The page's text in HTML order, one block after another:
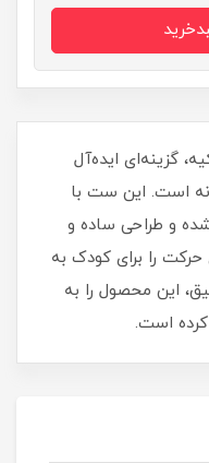
گزینه‌ای ایده‌آل
است. این ست با
و طراحی ساده و
را برای کودک به
این محصول را به
کرده است.